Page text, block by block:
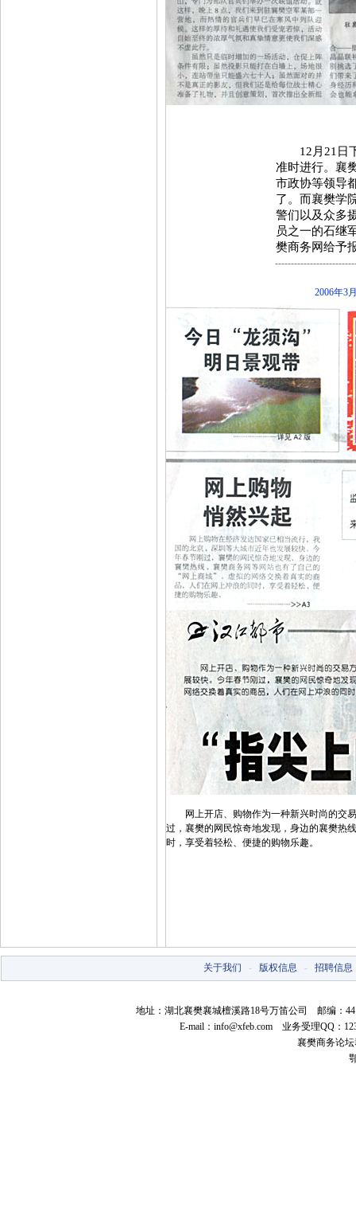
12月21日下
准时进行。襄
市政协等领导
了。而襄樊学
警们以及众多
员之一的石继
樊商务网给予
2006年3
网上开店、购物作为一种新兴时尚的交易
过，襄樊的网民惊奇地发现，身边的襄樊热
时，享受着轻松、便捷的购物乐趣。
关于我们 - 版权信息 - 招聘信息
地址：湖北襄樊襄城檀溪路18号万笛公司 邮编：
E-mail： info@xfeb.com 业务受理QQ：
襄樊商务论